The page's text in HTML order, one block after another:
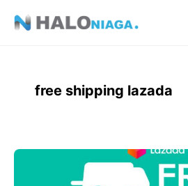
free shipping lazada